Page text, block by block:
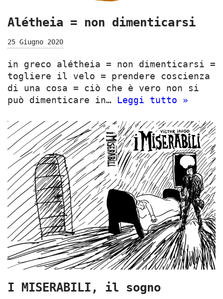
Alétheia = non dimenticarsi
25 Giugno 2020
in greco alétheia = non dimenticarsi =
togliere il velo = prendere coscienza
di una cosa = ciò che è vero non si
può dimenticare in… Leggi tutto »
I MISERABILI, il sogno